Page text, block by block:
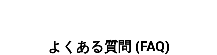
よくある質問 (FAQ)